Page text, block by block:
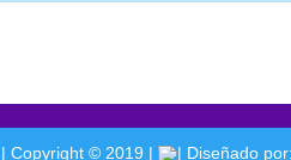
| Copyright © 2019 | | Diseñado